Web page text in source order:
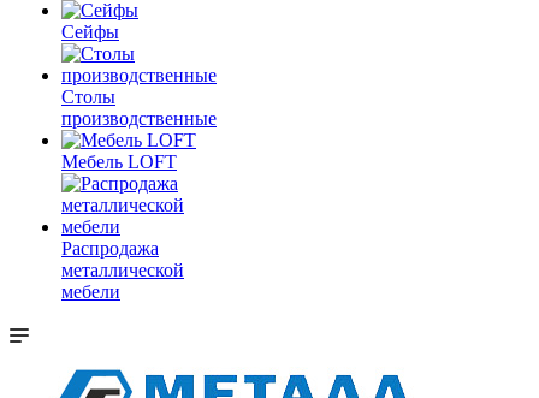
Сейфы
Столы
производственные
Мебель LOFT
Распродажа
металлической
мебели